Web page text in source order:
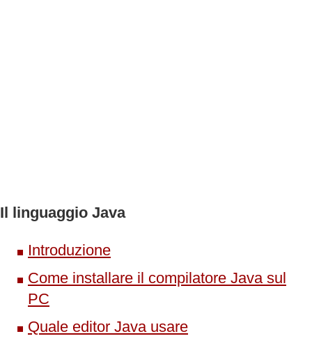
Il linguaggio Java
Introduzione
Come installare il compilatore Java sul
PC
Quale editor Java usare